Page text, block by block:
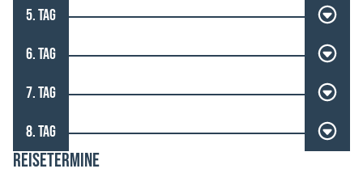
5. TAG
6. TAG
7. TAG
8. TAG
REISETERMINE